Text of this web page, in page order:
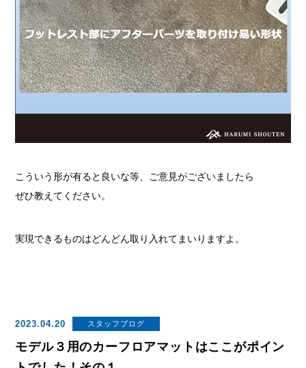
こういう形が有ると良いな等、ご意見がございましたら
ぜひ教えてください。
実現できるものはどんどん取り入れてまいりますよ。
2023.04.20 スタッフブログ
モデル３用のカーフロアマットはここがポイン